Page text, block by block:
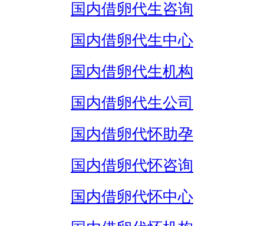
国内借卵代生咨询
国内借卵代生中心
国内借卵代生机构
国内借卵代生公司
国内借卵代怀助孕
国内借卵代怀咨询
国内借卵代怀中心